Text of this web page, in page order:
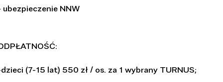
ubezpieczenie NNW
(7-15 lat) 550 zł / os. za 1 wybrany TURNUS;